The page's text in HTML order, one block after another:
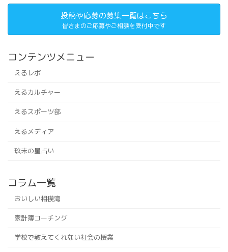
投稿や応募の募集一覧はこちら
皆さまのご応募やご相談を受付中です
コンテンツメニュー
えるレポ
えるカルチャー
えるスポーツ部
えるメディア
玖未の星占い
コラム一覧
おいしい相模湾
家計簿コーチング
学校で教えてくれない社会の授業